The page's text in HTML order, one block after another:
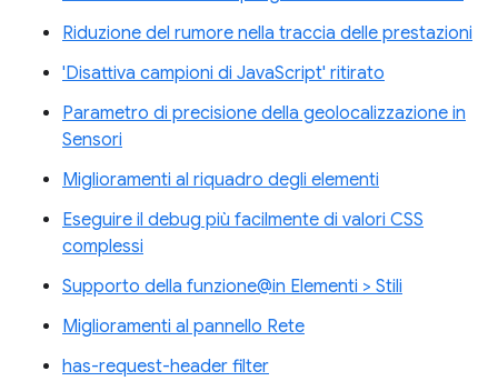
Riduzione del rumore nella traccia delle prestazioni
'Disattiva campioni di JavaScript' ritirato
Parametro di precisione della geolocalizzazione in
Sensori
Miglioramenti al riquadro degli elementi
Eseguire il debug più facilmente di valori CSS
complessi
Supporto della funzione@in Elementi > Stili
Miglioramenti al pannello Rete
has-request-header filter